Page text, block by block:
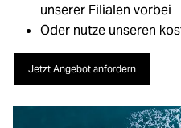
unserer Filialen vorbei
Oder nutze unseren
Jetzt Angebot anfordern